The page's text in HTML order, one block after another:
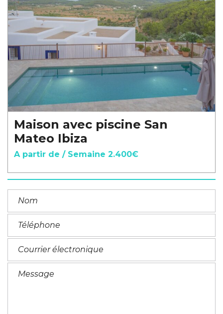
Maison avec piscine San
Mateo Ibiza
A partir de / Semaine 2.400€